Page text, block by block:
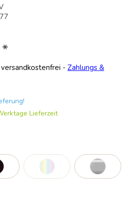
- Zahlungs &
Lieferzeit